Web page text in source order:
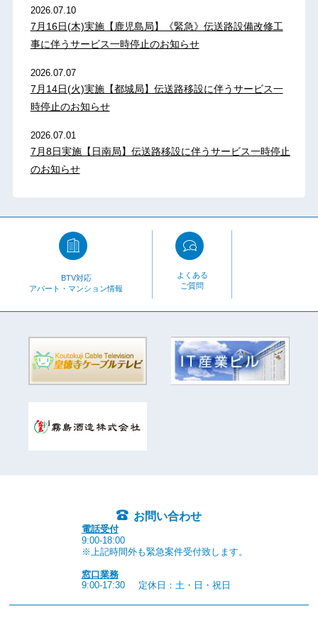
2026.07.10
7月16日(木)実施【鹿児島局】《緊急》伝送路設備改修工
事に伴うサービス一時停止のお知らせ
2026.07.07
7月14日(火)実施【都城局】伝送路移設に伴うサービス一
時停止のお知らせ
2026.07.01
7月8日実施【日南局】伝送路移設に伴うサービス一時停止
のお知らせ
BTV対応
アパート・マンション情報
よくある
ご質問
お問い合わせ
電話受付
9:00-18:00
※上記時間外も緊急案件受付致します。
窓口業務
9:00-17:30
定休日：土・日・祝日